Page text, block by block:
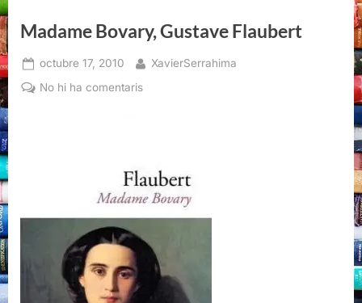
Madame Bovary, Gustave Flaubert
Posted
on
octubre 17, 2010 By
XavierSerrahima
No hi ha comentarisa